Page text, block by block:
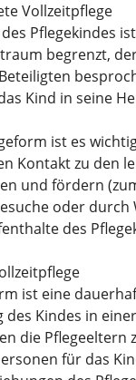
Vollzeitpflege
Pflegekindes
begrenzt,
Kind in seine
ist es
Kontakt zu den
und fördern
oder durch
des
ist eine
Kindes in
die Pflegeeltern
für das